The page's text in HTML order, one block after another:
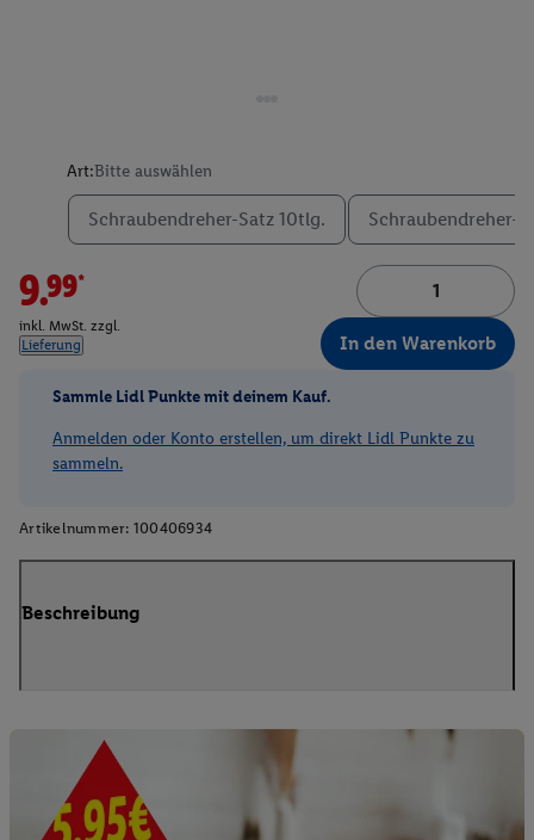
Art:Bitte auswählen
Schraubendreher-Satz 10tlg. Schraubendreher-
9.99*
inkl. MwSt. zzgl.
Lieferung
In den Warenkorb
Sammle Lidl Punkte mit deinem Kauf.
Anmelden oder Konto erstellen, um direkt Lidl Punkte zu
sammeln.
Artikelnummer: 100406934
Beschreibung